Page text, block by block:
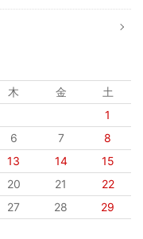
木 金
土
1
6 7
8
13 14
15
20 21
22
27 28
29